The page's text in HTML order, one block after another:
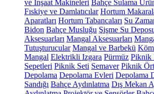
ve İnşaat Makineleri Bahçe Sulama
Fıskiye ve Damlatıcılar Hortum
Aparatları Hortum Tabancaları Su
Bidon Bahçe Musluğu Şişme Su
Aksesuarları Mangal Aksesuarları
Tutuşturucular Mangal ve Barbekü
Mangal Elektrikli Izgara Pürmüz Piknik
Sepetleri Piknik Seti Semaver Piknik
Depolama Depolama Evleri Depolama
Sandığı Bahçe Aydınlatma Dış Mekan